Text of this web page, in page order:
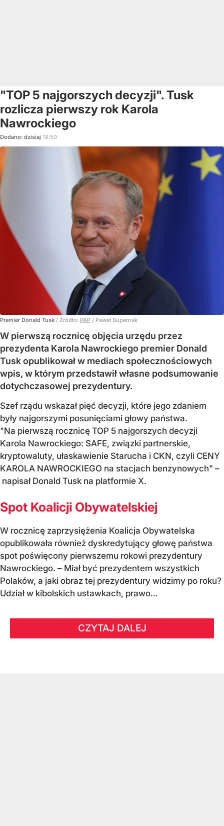
"TOP 5 najgorszych decyzji". Tusk
rozlicza pierwszy rok Karola
Nawrockiego
Dodano: dzisiaj 18:50
Premier Donald Tusk / Źródło: PAP / Paweł Supernak
W pierwszą rocznicę objęcia urzędu przez
prezydenta Karola Nawrockiego premier Donald
Tusk opublikował w mediach społecznościowych
wpis, w którym przedstawił własne podsumowanie
dotychczasowej prezydentury.
Szef rządu wskazał pięć decyzji, które jego zdaniem
były najgorszymi posunięciami głowy państwa.
"Na pierwszą rocznicę TOP 5 najgorszych decyzji
Karola Nawrockiego: SAFE, związki partnerskie,
kryptowaluty, ułaskawienie Starucha i CKN, czyli CENY
KAROLA NAWROCKIEGO na stacjach benzynowych" –
napisał Donald Tusk na platformie X.
Spot Koalicji Obywatelskiej
W rocznicę zaprzysiężenia Koalicja Obywatelska
opublikowała również dyskredytujący głowę państwa
spot poświęcony pierwszemu rokowi prezydentury
Nawrockiego. – Miał być prezydentem wszystkich
Polaków, a jaki obraz tej prezydentury widzimy po roku?
Udział w kibolskich ustawkach, prawo...
CZYTAJ DALEJ